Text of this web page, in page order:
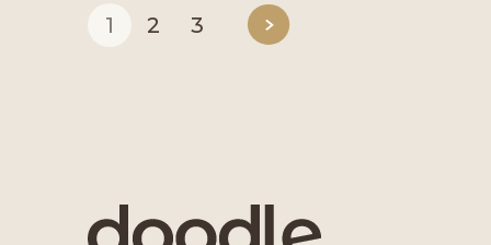
1 2 3